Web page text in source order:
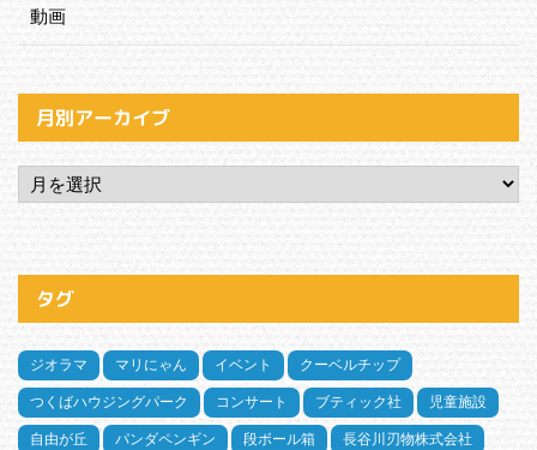
動画
月別アーカイブ
タグ
ジオラマ マリにゃん イベント クーベルチップ
つくばハウジングパーク コンサート ブティック社 児童施設
自由が丘 パンダペンギン 段ボール箱 長谷川刃物株式会社